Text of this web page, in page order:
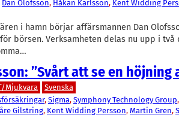
Dan Olofsson, Håkan Karlsson, Kent Widding
i hamn börjar affärsmannen Dan
börsen. Verksamheten delas nu upp i två
”Svårt att se en höjning
Mjukvara Svenska
, Sigma, Symphony Technology Group,
Gilstring, Kent Widding Persson, Martin Gren,